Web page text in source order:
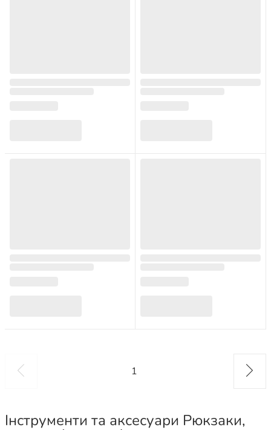
1
Інструменти та аксесуари Рюкзаки,